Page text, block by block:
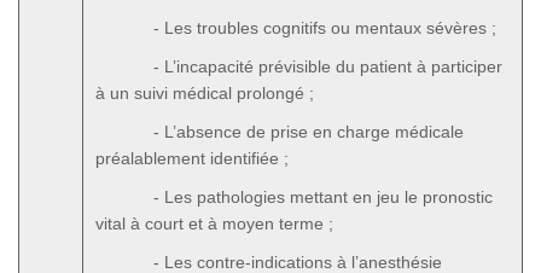
- Les troubles cognitifs ou mentaux sévères ;
- L’incapacité prévisible du patient à participer
à un suivi médical prolongé ;
- L’absence de prise en charge médicale
préalablement identifiée ;
- Les pathologies mettant en jeu le pronostic
vital à court et à moyen terme ;
- Les contre-indications à l’anesthésie